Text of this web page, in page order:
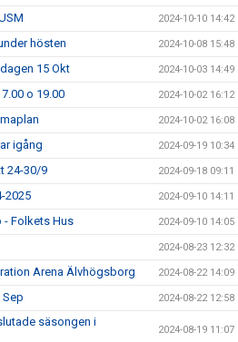
2024-10-10 14:42
hösten 2024-10-08 15:48
15 Okt 2024-10-03 14:49
o 19.00 2024-10-02 16:12
2024-10-02 16:08
igång 2024-09-19 10:34
24-30/9 2024-09-18 09:11
2025 2024-09-10 14:11
- Folkets Hus 2024-09-10 14:05
2024-08-23 12:32
Arena Älvhögsborg 2024-08-22 14:09
2024-08-22 12:58
säsongen i
2024-08-19 11:07